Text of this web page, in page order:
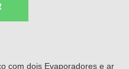
com dois Evaporadores e ar